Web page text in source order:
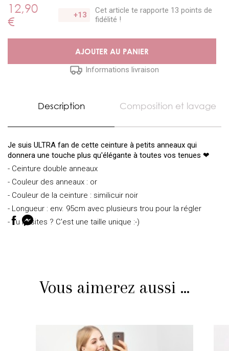
12,90
€
+13 Cet article te rapporte 13 points de
fidélité !
AJOUTER AU PANIER
Informations livraison
Description Composition et lavage
Je suis ULTRA fan de cette ceinture à petits anneaux qui
donnera une touche plus qu'élégante à toutes vos tenues ❤
- Ceinture double anneaux
- Couleur des anneaux : or
- Couleur de la ceinture : similicuir noir
- Longueur : env. 95cm avec plusieurs trou pour la régler
- Tu hésites ? C'est une taille unique :-)
Vous aimerez aussi ...